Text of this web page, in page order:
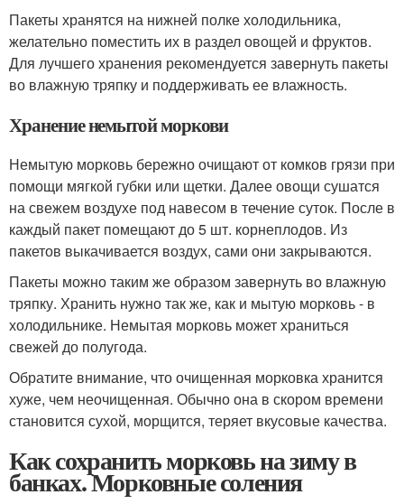
Пакеты хранятся на нижней полке холодильника,
желательно поместить их в раздел овощей и фруктов.
Для лучшего хранения рекомендуется завернуть пакеты
во влажную тряпку и поддерживать ее влажность.
Хранение немытой моркови
Немытую морковь бережно очищают от комков грязи при
помощи мягкой губки или щетки. Далее овощи сушатся
на свежем воздухе под навесом в течение суток. После в
каждый пакет помещают до 5 шт. корнеплодов. Из
пакетов выкачивается воздух, сами они закрываются.
Пакеты можно таким же образом завернуть во влажную
тряпку. Хранить нужно так же, как и мытую морковь - в
холодильнике. Немытая морковь может храниться
свежей до полугода.
Обратите внимание, что очищенная морковка хранится
хуже, чем неочищенная. Обычно она в скором времени
становится сухой, морщится, теряет вкусовые качества.
Как сохранить морковь на зиму в
банках. Морковные соления